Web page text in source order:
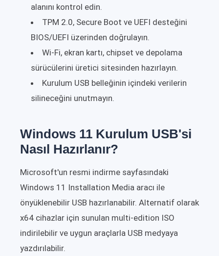
alanını kontrol edin.
TPM 2.0, Secure Boot ve UEFI desteğini
BIOS/UEFI üzerinden doğrulayın.
Wi-Fi, ekran kartı, chipset ve depolama
sürücülerini üretici sitesinden hazırlayın.
Kurulum USB belleğinin içindeki verilerin
silineceğini unutmayın.
Windows 11 Kurulum USB'si
Nasıl Hazırlanır?
Microsoft'un resmi indirme sayfasındaki
Windows 11 Installation Media aracı ile
önyüklenebilir USB hazırlanabilir. Alternatif olarak
x64 cihazlar için sunulan multi-edition ISO
indirilebilir ve uygun araçlarla USB medyaya
yazdırılabilir.